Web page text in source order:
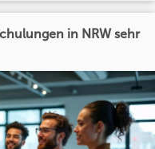
in NRW sehr